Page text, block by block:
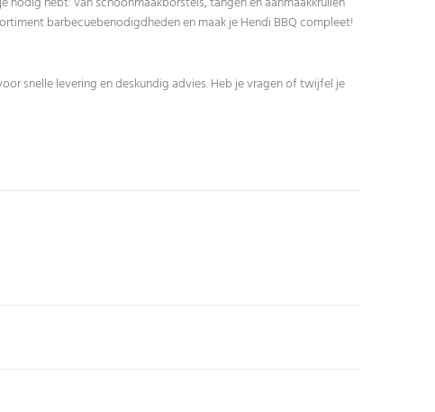
barbecuebenodigdheden en maak je Hendi BBQ compleet!
snelle levering en deskundig advies. Heb je vragen of twijfel je